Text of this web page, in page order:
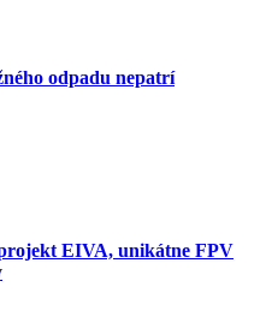
odpadu nepatrí
EIVA, unikátne FPV